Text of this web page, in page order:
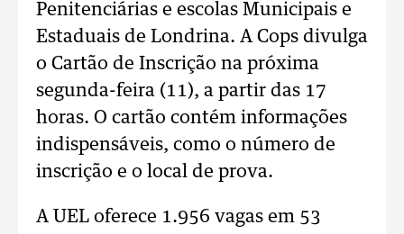
Penitenciárias e escolas Municipais e
Estaduais de Londrina. A Cops divulga
o Cartão de Inscrição na próxima
segunda-feira (11), a partir das 17
horas. O cartão contém informações
indispensáveis, como o número de
inscrição e o local de prova.
A UEL oferece 1.956 vagas em 53